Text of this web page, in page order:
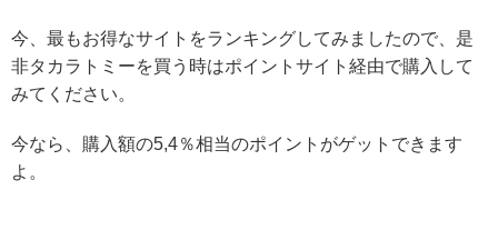
今、最もお得なサイトをランキングしてみましたので、是
非タカラトミーを買う時はポイントサイト経由で購入して
みてください。
今なら、購入額の5,4％相当のポイントがゲットできます
よ。